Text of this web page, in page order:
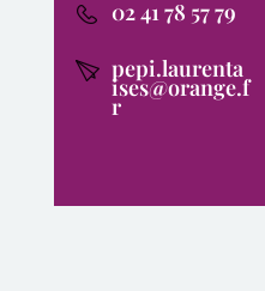
02 41 78 57 79
pepi.laurenta
ises@orange.f
r